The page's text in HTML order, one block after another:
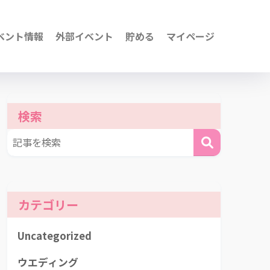
ント情報 外部イベント 貯める マイページ
検索
カテゴリー
Uncategorized
ウエディング